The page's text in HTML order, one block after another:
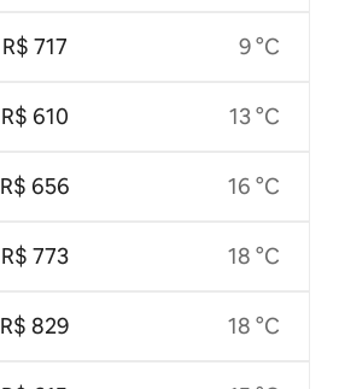
R$ 717
R$ 610
R$ 656
R$ 773
R$ 829
9 °C
13 °C
16 °C
18 °C
18 °C